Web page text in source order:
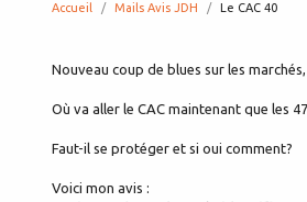
Accueil Mails Avis JDH page:
Le CAC 40
Nouveau coup de blues sur les
Où va aller le CAC maintenant que les
Faut-il se protéger et si oui comment?
Voici mon avis :